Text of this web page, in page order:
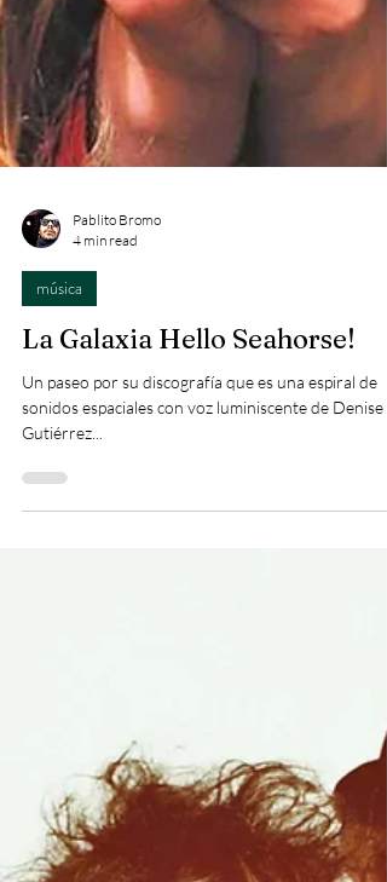
Pablito Bromo
4 min read
música
La Galaxia Hello Seahorse!
Un paseo por su discografía que es una espiral de
sonidos espaciales con voz luminiscente de Denise